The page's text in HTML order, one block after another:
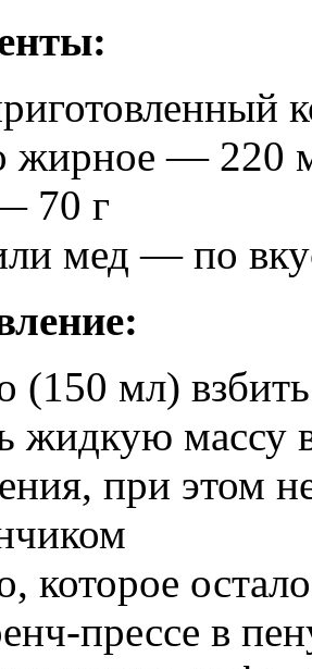
жирное — 220
70 г
мед — по
(150 мл)
жидкую массу
при этом
которое
прессе в